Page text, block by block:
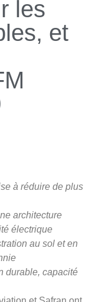
les
et
à réduire de plus
architecture
électrique
au sol et en
durable, capacité